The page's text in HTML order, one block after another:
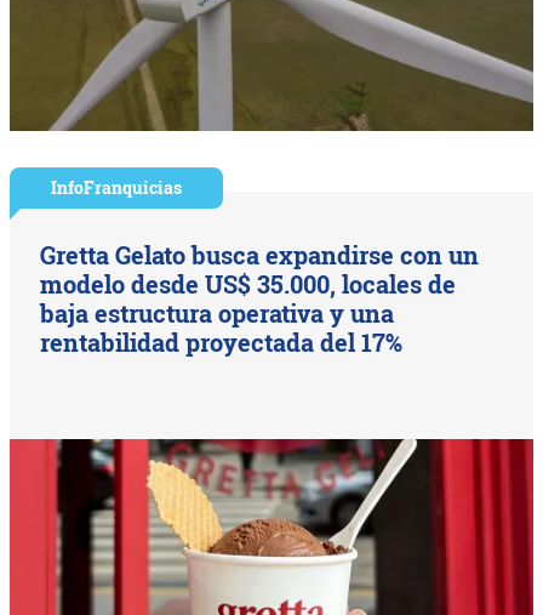
InfoFranquicias
Gretta Gelato busca expandirse con un
modelo desde US$ 35.000, locales de
baja estructura operativa y una
rentabilidad proyectada del 17%